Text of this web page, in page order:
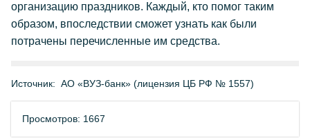
организацию праздников. Каждый, кто помог таким
образом, впоследствии сможет узнать как были
потрачены перечисленные им средства.
Источник: АО «ВУЗ-банк» (лицензия ЦБ РФ № 1557)
Просмотров: 1667